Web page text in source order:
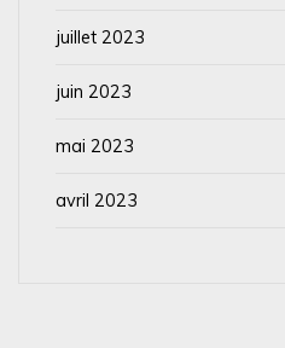
juillet 2023
juin 2023
mai 2023
avril 2023